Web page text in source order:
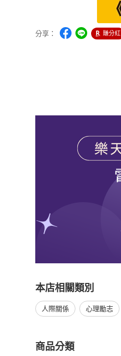
分享： 賺分紅
本店相關類別
人際關係 心理勵志
商品分類